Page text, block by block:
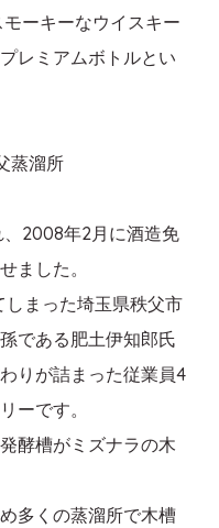
ーキーなウイスキー
レミアムボトルとい
蒸溜所
2008年2月に酒造免
ました。
まった埼玉県秩父市
である肥土伊知郎氏
りが詰まった従業員4
ーです。
酵槽がミズナラの木
多くの蒸溜所で木槽